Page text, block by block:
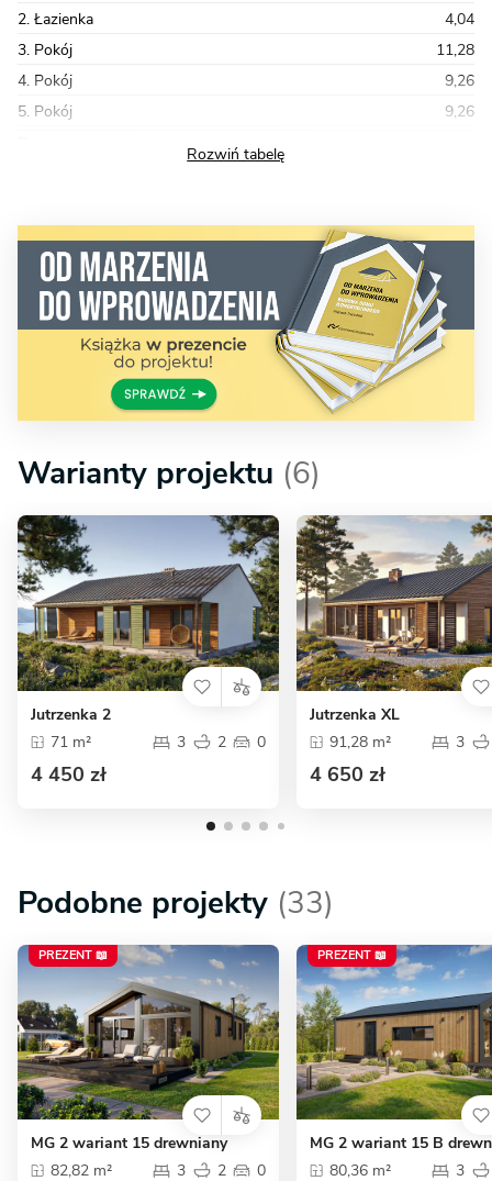
2. Łazienka
4,04
3. Pokój
11,28
4. Pokój
9,26
5. Pokój
9,26
Warianty projektu (6)
Jutrzenka 2
71 m²
3 2 0
4 450 zł
Jutrzenka XL
91,28 m²
3
4 650 zł
Podobne projekty (33)
PREZENT 📖
MG 2 wariant 15 drewniany
82,82 m²
3 2 0
PREZENT 📖
MG 2 wariant 15 B
80,36 m²
3